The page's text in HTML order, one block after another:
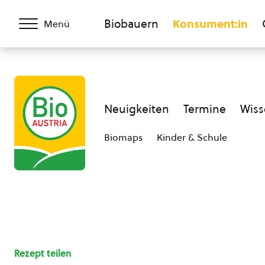
Menü Biobauern Konsument:in
Neuigkeiten Termine
Biomaps Kinder & Schule
Rezept teilen